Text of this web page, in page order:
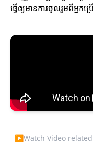
ធ្វើឲ្យមានការចូលរួមពីអ្នក
▶Watch Video related